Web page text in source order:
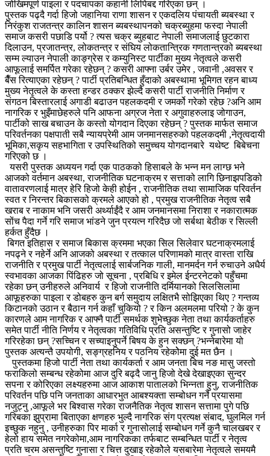
जोखिमपूर्ण पाइला र पदचापका कहानी लिपिबद्द गरिएका छन् ।
पुस्तक पढ्दै गर्दा हिजो जहानिया राणा शासन र एकदलिय पंचायती ब्यबस्था र
निरंकुश राजतन्त्र कालिन शासन ब्यबस्थापनको चक्रब्युहमा फस्दा नेपाली
समाज कसरी पछाडि पर्यो ? त्यस चक्र ब्युहबाट नेपाली समाजलाई छुटकारा
दिलाउन, प्रजातन्त्र, लोकतन्त्र र संघिय लोकतान्त्रिक गणतान्त्रको ब्यबस्था
सम्म ल्याउन नेपाली काङ्ग्रेस र कम्युनिस्ट पार्टीका मुख्य नेतृत्वले कसरी
आफूलाई समर्पित गरेका रहेछन् ? कसरी आफ्ना उर्बर उमेर , जवानी ,अवसर र
बैँस रित्याएका रहेछन् ? पार्टी प्रतिबन्धित हुँदाको अबस्थामा भूमिगत रहन बाध्य
मुख्य नेतृत्वले के कस्ता हन्डर ठक्कर झेल्दै कसरी पार्टी राजनीति निर्माण र
संगठन बिस्तारलाई अगाडी बढाउन पहलकदमी र जमर्को गरेको रहेछ ?अनि आम
नागरिक र भुइँमाछेहरुले पनि आफना अग्रज नेता र अगुवाहरुलाइ जोगाउन,
पार्टीको साख बचाउन के कस्तो योगदान दिएका रहेछन् ? पुस्तक मार्फत समाज
परिवर्तनका पक्षपाती सबै न्यायप्रेमी आम जनमानसहरुको पहलकदमी ,नेतृत्वदायी
भूमिका,सकृय सहभागिता र उपस्थितिको समुच्चय योगदानबारे यथेष्ट बिबेचना
गरिएको छ ।
यसरी पुस्तक अध्ययन गर्दा एक पाठकको हिसाबले के भन्न मन लाग्छ भने
आजको वर्तमान अबस्था, राजनीतिक घटनाक्रम र सत्ताको लागि छिनाझपडिको
वातावरणलाई मात्र हेरि हिजो केही होईन , राजनीतिक तथा सामाजिक परिवर्तन
स्वत र निरन्तर बिकासको क्रमले आएको हो , प्रमुख राजनीतिक नेतृत्व सबै
खराब र नाकाम भनि जसरी अर्थ्याईंदै र आम जनमानसमा निराशा र नकारात्मक
सोंच पैदा गर्ने गरि समाज भांडने जुन प्रयत्न गरिदैछ जो सर्बथा बेठीक र सिल्ली
हर्कत हुँदैछ ।
बिगत इतिहास र समाज बिकास क्रममा भएका सिल सिलेवार घटनाक्रमलाई
नपढ्ने र नहेर्ने अनि आजको अबस्था र तत्काल परिणामको मात्र वास्ता राखि
राजनीति र प्रमुख पार्टी नेतृत्वलाई सार्बजनिक गाली, मानमर्दन गर्न रुचाउने अधैर्य
स्वभावका आजका पिंढिहरु जो सूचना , प्रबिधि र इमेल ईन्टरनेटको पहुँचमा
रहेका छन् उनीहरुले अनिवार्य र हिजो राजनीति दर्मियानको सिलसिलामा
आफूहरुका पाइला र डोबहरु कुन बर्ग समुदाय लक्षितभै सोझिएका थिए ? गन्तव्य
किटानको उठान र बैठान गर्न कहाँ चुकियो ? र किन अलमलमा परियो ? के कुन
कारणले आम नागरिक र आफ्नै पार्टी समर्थक शुभेच्छुक नेता तथा कार्यकर्ताहरु
समेत पार्टी नीति निर्णय र नेतृत्वका गतिविधि प्रति असन्तुष्टि र गुनासो जाहेर
गरिरहेका छन् ?सच्चिन र सच्याइनुपर्ने बिषय के हुन सक्छन् ?भन्नेबारेमा यो
पुस्तक अत्यन्तै उपयोगी, सङ्ग्रहनिय र पठनिय रहेकोेमा दुई मत छैन ।
पुस्तकमा हिजो पार्टी नेता तथा कार्यकर्ता र आम जनता बिच नङ मासु जस्तो
फराकिलो सम्बन्ध रहेकोमा आज दुरि बढ्दै जानु हिजो देखे देखाइएका सुन्दर
सपना र कोरिएका लक्ष्यहरुमा आज आकाश पातालको भिन्नता हुनु, राजनीतिक
परिवर्तन पछि पनि जनताका आधारभुत आबश्यक्ता सम्बोधन गर्ने प्रयासमा
नजुट्नु ,आफूले भर बिश्वास गरेका राजनैतिक नेतृत्व शासन सत्तामा पुगे पछि
गरिबका झुप्रामा बिताएका क्षणहरु भुल्दै नागरिक संग प्रत्यक्ष संबाद, घुलमिल गर्न
इच्छुक नहुनु , उनीहरुका पिर मार्का र गुनासोलाई सम्बोधन गर्ने कुनै चालखबर र
हेलो हाय समेत नगरेकोमा,आम नागरिकका तर्फबाट सम्बन्धित पार्टी र नेतृत्व
प्रति चरम असन्तुष्टि गुनासा र चित्त दुखाइ रहेकोेले यसबारेमा नेतृत्वले समयमै